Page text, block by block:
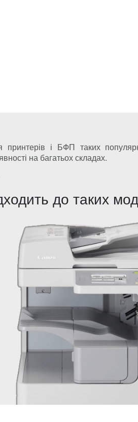
принтерів і БФП таких
на багатьох складах.
до таких